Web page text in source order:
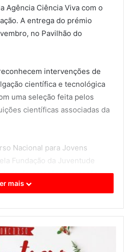
Agência Ciência Viva com o
A entrega do prémio
no Pavilhão do
intervenções de
científica e tecnológica
uma seleção feita pelos
científicas associadas da
Nacional para Jovens
Fundação da Juventude
de geração, promoção e
– Biologia, Ciências da
e Tecnologias –, recebendo as
de jovens cientistas de
até aos 20 anos, a frequentar
mais